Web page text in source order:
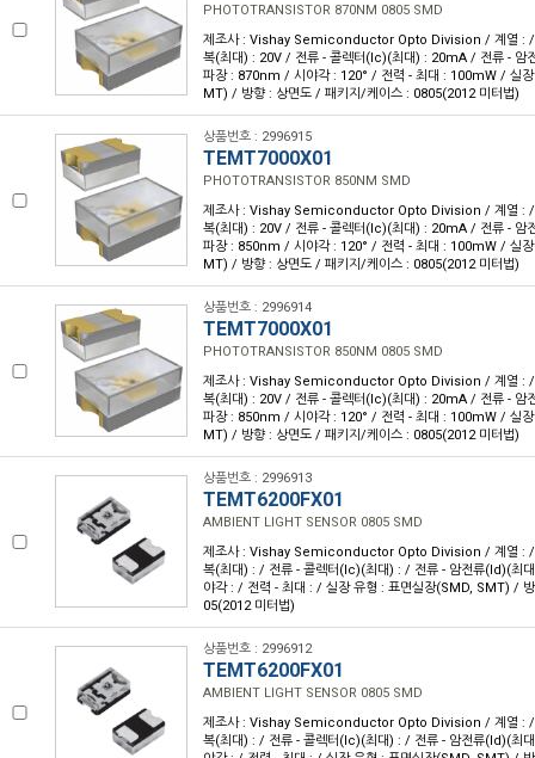
PHOTOTRANSISTOR 870NM 0805 SMD
제조사 : Vishay Semiconductor Opto Division / 계열 : /
복(최대) : 20V / 전류 - 콜렉터(Ic)(최대) : 20mA / 전류 - 암
파장 : 870nm / 시야각 : 120° / 전력 - 최대 : 100mW / 실
MT) / 방향 : 상면도 / 패키지/케이스 : 0805(2012 미터법)
상품번호 : 2996915
TEMT7000X01
PHOTOTRANSISTOR 850NM SMD
제조사 : Vishay Semiconductor Opto Division / 계열 : /
복(최대) : 20V / 전류 - 콜렉터(Ic)(최대) : 20mA / 전류 - 암
파장 : 850nm / 시야각 : 120° / 전력 - 최대 : 100mW / 실
MT) / 방향 : 상면도 / 패키지/케이스 : 0805(2012 미터법)
상품번호 : 2996914
TEMT7000X01
PHOTOTRANSISTOR 850NM 0805 SMD
제조사 : Vishay Semiconductor Opto Division / 계열 : /
복(최대) : 20V / 전류 - 콜렉터(Ic)(최대) : 20mA / 전류 - 암
파장 : 850nm / 시야각 : 120° / 전력 - 최대 : 100mW / 실
MT) / 방향 : 상면도 / 패키지/케이스 : 0805(2012 미터법)
상품번호 : 2996913
TEMT6200FX01
AMBIENT LIGHT SENSOR 0805 SMD
제조사 : Vishay Semiconductor Opto Division / 계열 : /
복(최대) : / 전류 - 콜렉터(Ic)(최대) : / 전류 - 암전류(Id)(최
야각 : / 전력 - 최대 : / 실장 유형 : 표면실장(SMD, SMT) /
05(2012 미터법)
상품번호 : 2996912
TEMT6200FX01
AMBIENT LIGHT SENSOR 0805 SMD
제조사 : Vishay Semiconductor Opto Division / 계열 : /
복(최대) : / 전류 - 콜렉터(Ic)(최대) : / 전류 - 암전류(Id)(최